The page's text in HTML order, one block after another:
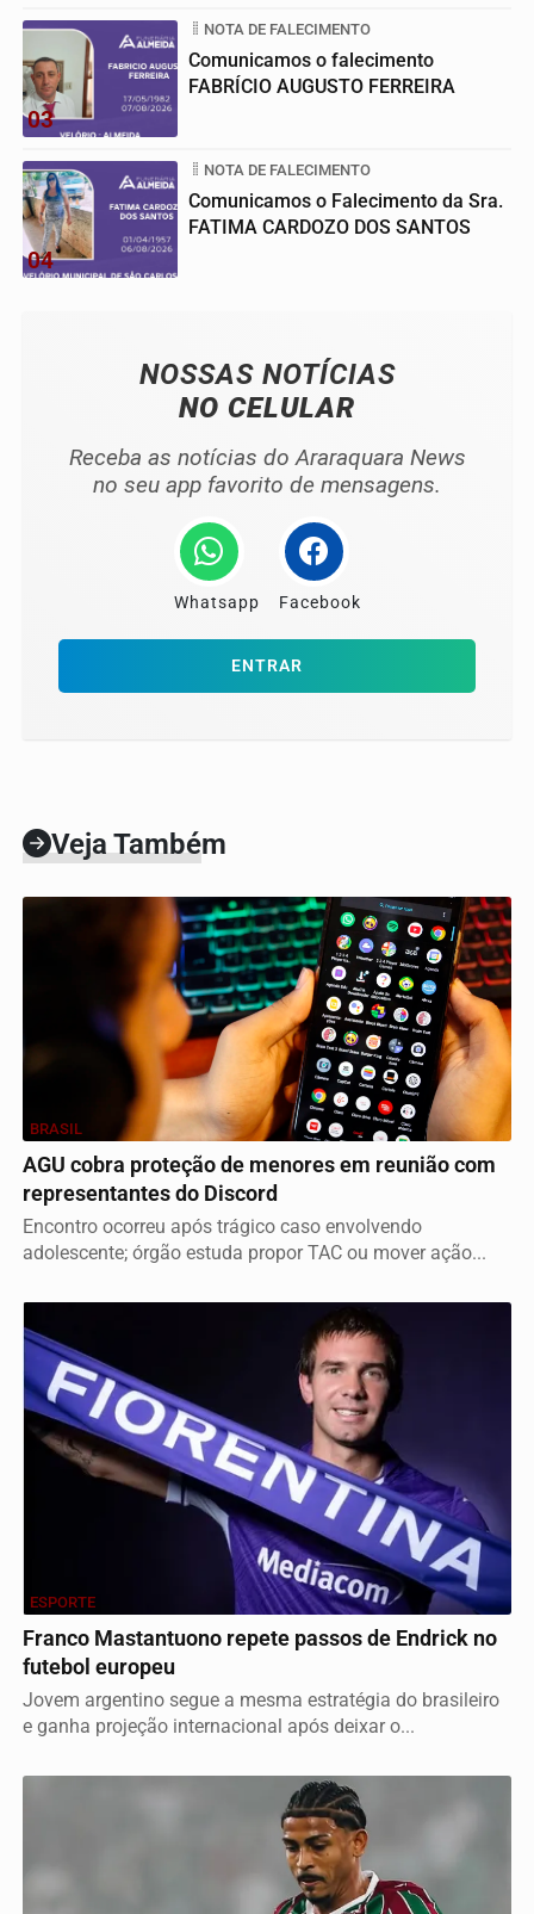
03
NOTA DE FALECIMENTO
Comunicamos o falecimento
FABRÍCIO AUGUSTO FERREIRA
04
NOTA DE FALECIMENTO
Comunicamos o Falecimento da Sra.
FATIMA CARDOZO DOS SANTOS
NOSSAS NOTÍCIAS
NO CELULAR
Receba as notícias do Araraquara News
no seu app favorito de mensagens.
Whatsapp Facebook
ENTRAR
Veja Também
BRASIL
AGU cobra proteção de menores em reunião com
representantes do Discord
Encontro ocorreu após trágico caso envolvendo
adolescente; órgão estuda propor TAC ou mover ação...
ESPORTE
Franco Mastantuono repete passos de Endrick no
futebol europeu
Jovem argentino segue a mesma estratégia do brasileiro
e ganha projeção internacional após deixar o...